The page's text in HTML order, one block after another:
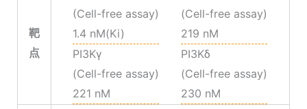
靶
点
(Cell-free assay)
1.4 nM(Ki)
(Cell-free assay)
219 nM
PI3Kγ
(Cell-free assay)
221 nM
PI3Kδ
(Cell-free assay)
230 nM